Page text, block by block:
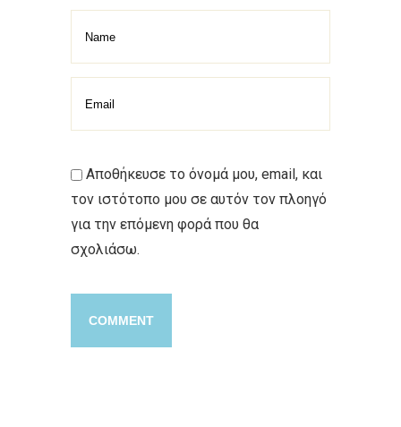
Αποθήκευσε το όνομά μου, email, και
τον ιστότοπο μου σε αυτόν τον πλοηγό
για την επόμενη φορά που θα
σχολιάσω.